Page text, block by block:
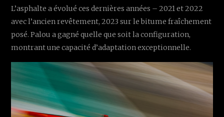
L’asphalte a évolué ces dernières années – 2021 et 2022
avec l’ancien revêtement, 2023 sur le bitume fraîchement
posé. Palou a gagné quelle que soit la configuration,
montrant une capacité d’adaptation exceptionnelle.